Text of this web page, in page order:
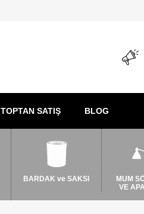
TOPTAN SATIŞ BLOG
BARDAK ve SAKSI
MUM
VE